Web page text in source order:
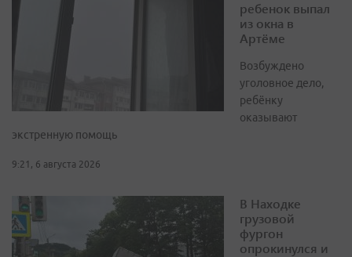
ребенок выпал
из окна в
Артёме
Возбуждено
уголовное дело,
ребёнку
оказывают
экстренную помощь
9:21, 6 августа 2026
В Находке
грузовой
фургон
опрокинулся и